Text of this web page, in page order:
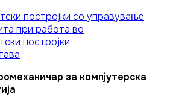
постројки со управување
при работа во
постројки
за компјутерска